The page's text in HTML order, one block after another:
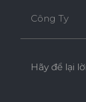
Công Ty
Hãy để lại